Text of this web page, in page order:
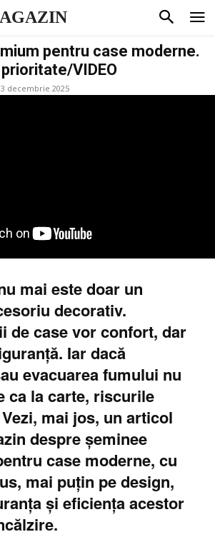
pentru case moderne.
VIDEO
3 decembrie 2025
mai este doar un
decorativ.
de case vor confort, dar
Iar dacă
evacuarea fumului nu
ca la carte, riscurile
mai jos, un articol
despre șeminee
case moderne, cu
mai puțin pe design,
și eficiența acestor